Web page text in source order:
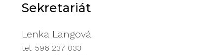
Sekretariát
Lenka Langová
tel: 596 237 033